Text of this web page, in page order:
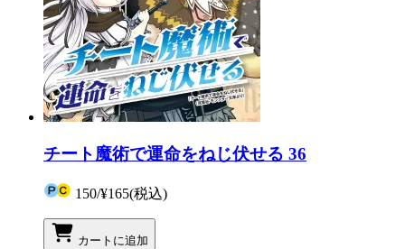
チート魔術で運命をねじ伏せる 36
150/¥165(税込)
カートに追加